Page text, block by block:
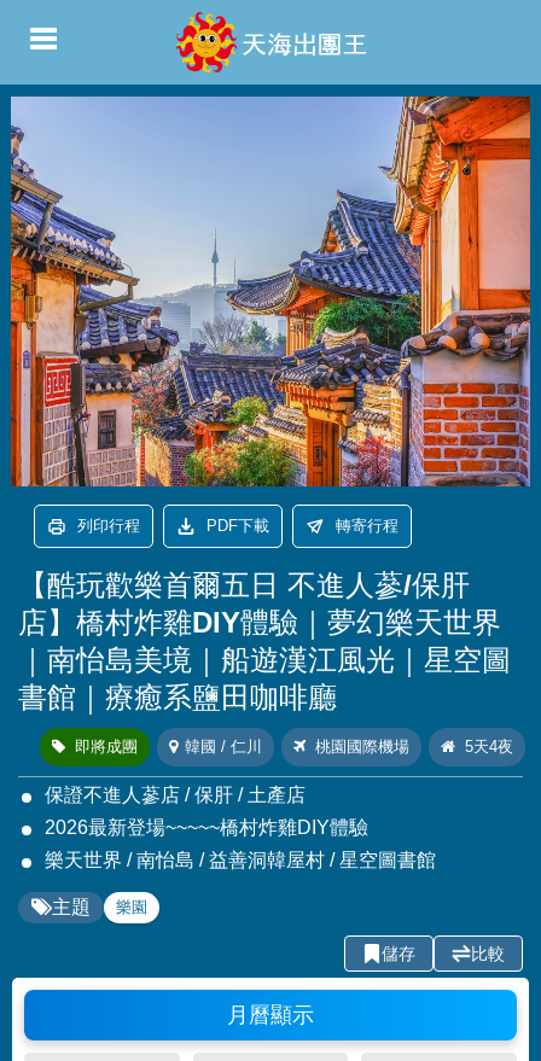
列印行程 PDF下載 轉寄行程
【酷玩歡樂首爾五日 不進人蔘/保肝
店】橋村炸雞DIY體驗｜夢幻樂天世界
｜南怡島美境｜船遊漢江風光｜星空圖
書館｜療癒系鹽田咖啡廳
即將成團 韓國 / 仁川 桃園國際機場 5天4夜
保證不進人蔘店 / 保肝 / 土產店
2026最新登場~~~~~橋村炸雞DIY體驗
樂天世界 / 南怡島 / 益善洞韓屋村 / 星空圖書館
主題 樂園
儲存 比較
月曆顯示